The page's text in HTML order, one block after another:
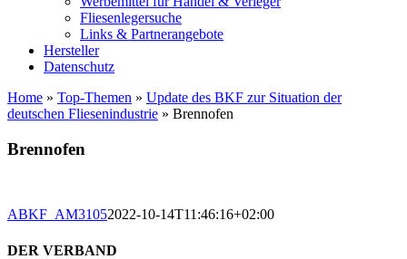
Fliesenlegersuche
Links & Partnerangebote
Hersteller
Datenschutz
Home » Top-Themen » Update des BKF zur Situation der
deutschen Fliesenindustrie » Brennofen
Brennofen
ABKF_AM31052022-10-14T11:46:16+02:00
DER VERBAND